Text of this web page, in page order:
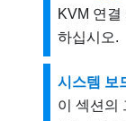
KVM 연
하십시오.
시스템 보
이 섹션의